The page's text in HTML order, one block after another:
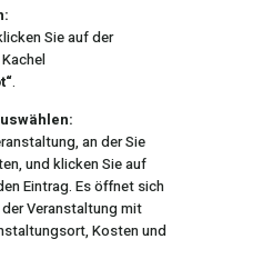
Sie auf der
.
an der Sie
und klicken Sie auf
Eintrag. Es öffnet sich
Veranstaltung mit
Kosten und